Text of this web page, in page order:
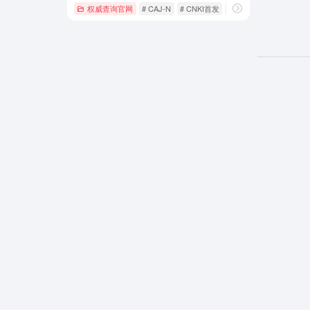
权威查询官网 # CAJ-N # CNKI首发 # 专利